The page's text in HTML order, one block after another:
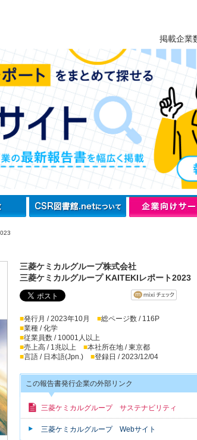
掲載企業
三菱ケミカルグループ株式会社
三菱ケミカルグループ KAITEKIレポート2023
■発行月 / 2023年10月 ■総ページ数 / 116P
■業種 / 化学
■従業員数 / 10001人以上
■売上高 / 1兆以上 ■本社所在地 / 東京都
■言語 / 日本語(Jpn.) ■登録日 / 2023/12/04
この報告書発行企業の外部リンク
三菱ケミカルグループ サステナビリティ
三菱ケミカルグループ Webサイト